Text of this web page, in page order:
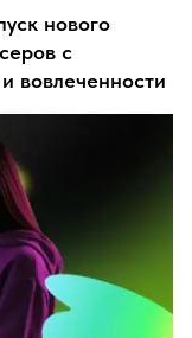
нового
с
вовлеченности